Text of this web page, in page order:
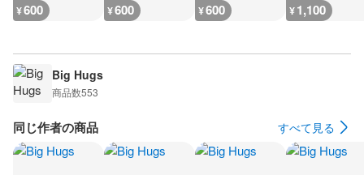
¥600 ¥600 ¥600 ¥1,100
Big Hugs
商品数553
同じ作者の商品 すべて見る